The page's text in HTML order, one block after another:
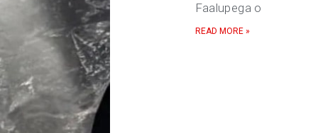
Faalupega o
READ MORE »